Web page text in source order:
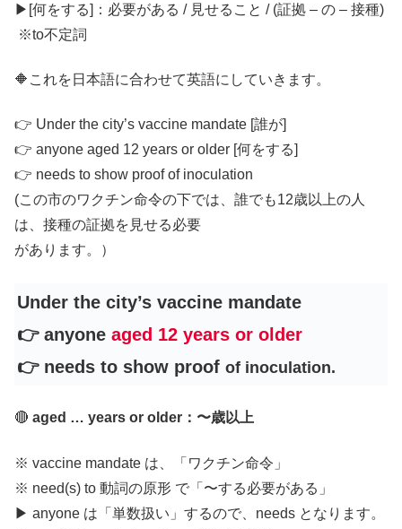
▶︎[何をする]：必要がある / 見せること / (証拠 – の – 接種)
※to不定詞
🔶これを日本語に合わせて英語にしていきます。
👉 Under the city’s vaccine mandate [誰が]
👉 anyone aged 12 years or older [何をする]
👉 needs to show proof of inoculation
(この市のワクチン命令の下では、誰でも12歳以上の人
は、接種の証拠を見せる必要
があります。）
Under the city’s vaccine mandate
👉 anyone aged 12 years or older
👉 needs to show proof of inoculation.
🔴 aged … years or older：〜歳以上
※ vaccine mandate は、「ワクチン命令」
※ need(s) to 動詞の原形 で「〜する必要がある」
▶︎ anyone は「単数扱い」するので、needs となります。